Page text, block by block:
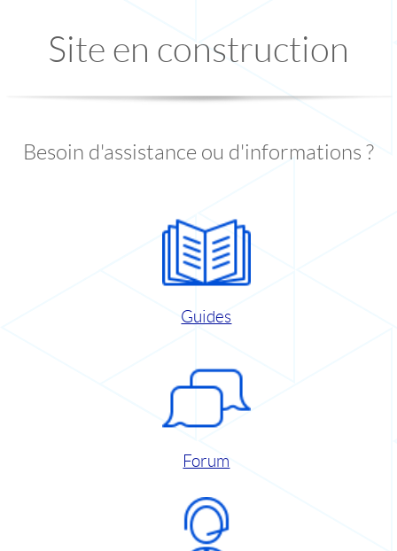
Site en construction
Besoin d'assistance ou d'informations ?
Guides
Forum